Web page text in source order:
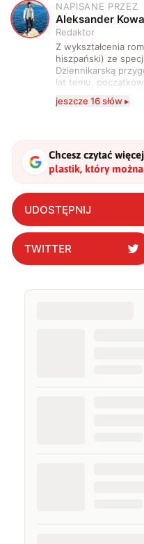
A
NAPISANE PRZEZ
Aleksander
Redaktor
Z wykształcenia
hiszpański) ze
Dziennikarską
lat temu,
komputerowych i
zdecydowanie
także uprawiać
jeszcze 16 słów ▸
Chcesz czytać
plastik, który
rozpadł się na
UDOSTĘPNIJ
TWITTER